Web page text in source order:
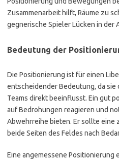
Zusammenarbeit hilft, Räume zu
gegnerische Spieler Lücken in der
Bedeutung der
Die Positionierung ist für einen
entscheidender Bedeutung, da
Teams direkt beeinflusst. Ein gut
auf Bedrohungen reagieren und
Abwehrreihe bieten. Er sollte eine
beide Seiten des Feldes nach
Eine angemessene Positionierung